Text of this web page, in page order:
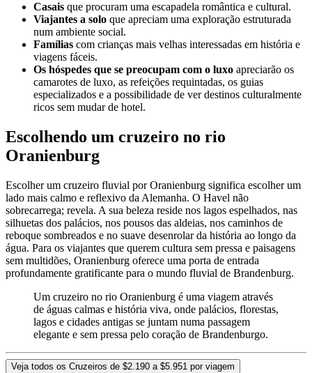
Casais que procuram uma escapadela romântica e cultural.
Viajantes a solo que apreciam uma exploração estruturada
num ambiente social.
Famílias com crianças mais velhas interessadas em história e
viagens fáceis.
Os hóspedes que se preocupam com o luxo apreciarão os
camarotes de luxo, as refeições requintadas, os guias
especializados e a possibilidade de ver destinos culturalmente
ricos sem mudar de hotel.
Escolhendo um cruzeiro no rio
Oranienburg
Escolher um cruzeiro fluvial por Oranienburg significa escolher um
lado mais calmo e reflexivo da Alemanha. O Havel não
sobrecarrega; revela. A sua beleza reside nos lagos espelhados, nas
silhuetas dos palácios, nos pousos das aldeias, nos caminhos de
reboque sombreados e no suave desenrolar da história ao longo da
água. Para os viajantes que querem cultura sem pressa e paisagens
sem multidões, Oranienburg oferece uma porta de entrada
profundamente gratificante para o mundo fluvial de Brandenburg.
Um cruzeiro no rio Oranienburg é uma viagem através
de águas calmas e história viva, onde palácios, florestas,
lagos e cidades antigas se juntam numa passagem
elegante e sem pressa pelo coração de Brandenburgo.
Veja todos os Cruzeiros de $2.190 a $5.951 por viagem